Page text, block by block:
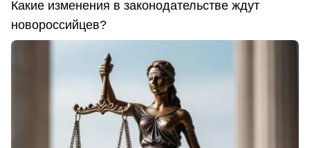
Какие изменения в законодательстве ждут
новороссийцев?